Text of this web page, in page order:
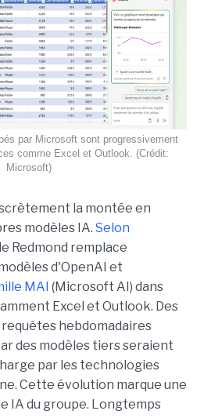
par Microsoft sont progressivement
comme Excel et Outlook. (Crédit:
Microsoft)
la montée en
modèles IA. Selon
Redmond remplace
d'OpenAI et
MAI (Microsoft AI) dans
Excel et Outlook. Des
hebdomadaires
des modèles tiers seraient
par les technologies
Cette évolution marque une
IA du groupe. Longtemps